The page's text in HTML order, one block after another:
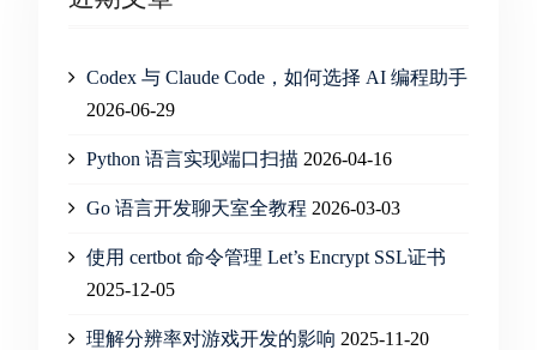
Codex 与 Claude Code，如何选择 AI 编程助手
2026-06-29
Python 语言实现端口扫描 2026-04-16
Go 语言开发聊天室全教程 2026-03-03
使用 certbot 命令管理 Let’s Encrypt SSL证书
2025-12-05
理解分辨率对游戏开发的影响 2025-11-20